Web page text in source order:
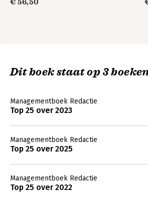
€ 56,50
Dit boek staat op 3
Managementboek Redactie
Top 25 over 2023
Managementboek Redactie
Top 25 over 2025
Managementboek Redactie
Top 25 over 2022